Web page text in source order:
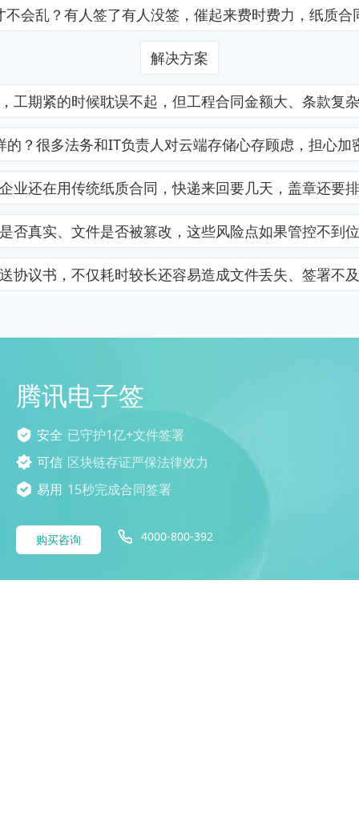
会乱？有人签了有人没签，催起来费时费力，纸质
解决方案
期紧的时候耽误不起，但工程合同金额大、条款
很多法务和IT负责人对云端存储心存顾虑，担
还在用传统纸质合同，快递来回要几天，盖章还
真实、文件是否被篡改，这些风险点如果管控不
议书，不仅耗时较长还容易造成文件丢失、签署
腾讯电子签
安全 已守护1亿+文件签署
可信 区块链存证严保法律效力
易用 15秒完成合同签署
购买咨询 4000-800-392